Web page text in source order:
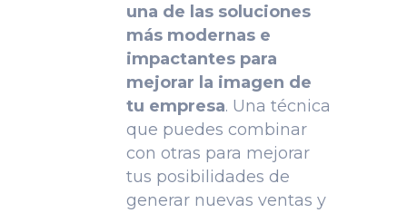
una de las soluciones
más modernas e
impactantes para
mejorar la imagen de
tu empresa. Una técnica
que puedes combinar
con otras para mejorar
tus posibilidades de
generar nuevas ventas y